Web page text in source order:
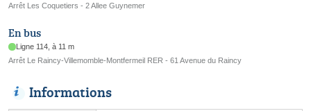
Arrêt Les Coquetiers - 2 Allee Guynemer
En bus
Ligne 114, à 11 m
Arrêt Le Raincy-Villemomble-Montfermeil RER - 61 Avenue du Raincy
Informations